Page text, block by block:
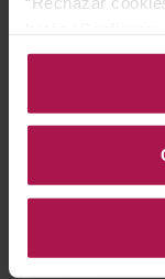
acceda a
información
Pintia